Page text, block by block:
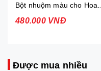
480.000 VNĐ
Được mua nhiều